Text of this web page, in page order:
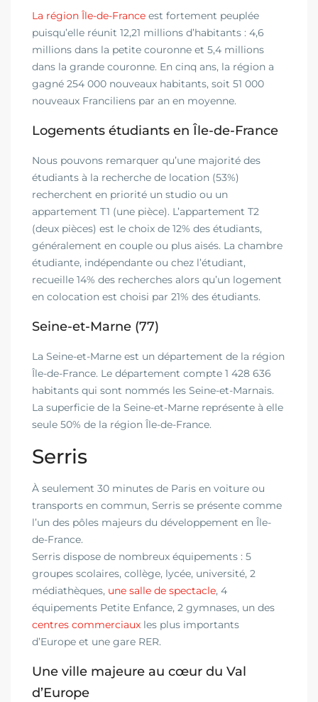
La région Île-de-France est fortement peuplée
puisqu’elle réunit 12,21 millions d’habitants : 4,6
millions dans la petite couronne et 5,4 millions
dans la grande couronne. En cinq ans, la région a
gagné 254 000 nouveaux habitants, soit 51 000
nouveaux Franciliens par an en moyenne.
Logements étudiants en Île-de-France
Nous pouvons remarquer qu’une majorité des
étudiants à la recherche de location (53%)
recherchent en priorité un studio ou un
appartement T1 (une pièce). L’appartement T2
(deux pièces) est le choix de 12% des étudiants,
généralement en couple ou plus aisés. La chambre
étudiante, indépendante ou chez l’étudiant,
recueille 14% des recherches alors qu’un logement
en colocation est choisi par 21% des étudiants.
Seine-et-Marne (77)
La Seine-et-Marne est un département de la région
Île-de-France. Le département compte 1 428 636
habitants qui sont nommés les Seine-et-Marnais.
La superficie de la Seine-et-Marne représente à elle
seule 50% de la région Île-de-France.
Serris
À seulement 30 minutes de Paris en voiture ou
transports en commun, Serris se présente comme
l’un des pôles majeurs du développement en Île-
de-France.
Serris dispose de nombreux équipements : 5
groupes scolaires, collège, lycée, université, 2
médiathèques, une salle de spectacle, 4
équipements Petite Enfance, 2 gymnases, un des
centres commerciaux les plus importants
d’Europe et une gare RER.
Une ville majeure au cœur du Val
d’Europe